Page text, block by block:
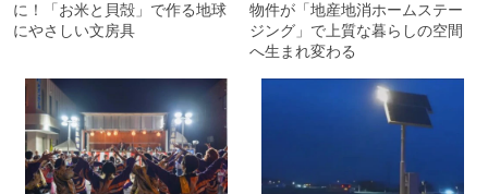
に！「お米と貝殻」で作る地球
にやさしい文房具
物件が「地産地消ホームステー
ジング」で上質な暮らしの空間
へ生まれ変わる